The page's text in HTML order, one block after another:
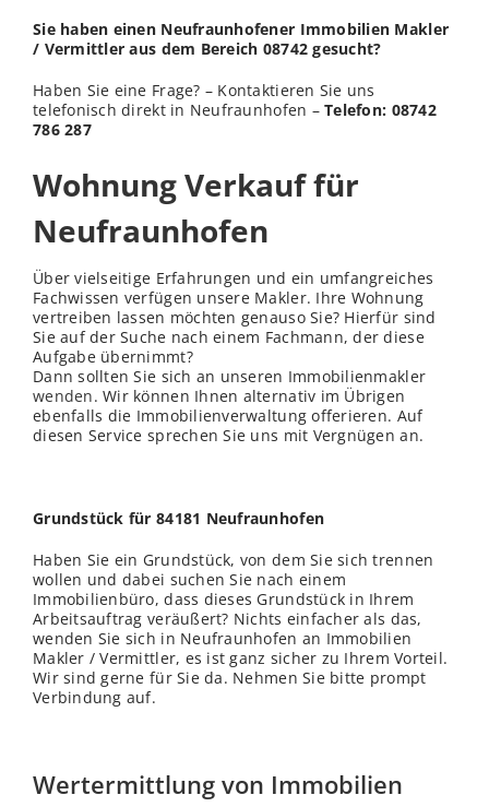
Sie haben einen Neufraunhofener Immobilien Makler
/ Vermittler aus dem Bereich 08742 gesucht?
Haben Sie eine Frage? – Kontaktieren Sie uns
telefonisch direkt in Neufraunhofen –Telefon: 08742
786 287
Wohnung Verkauf für
Neufraunhofen
Über vielseitige Erfahrungen und ein umfangreiches
Fachwissen verfügen unsere Makler. Ihre Wohnung
vertreiben lassen möchten genauso Sie? Hierfür sind
Sie auf der Suche nach einem Fachmann, der diese
Aufgabe übernimmt?
Dann sollten Sie sich an unseren Immobilienmakler
wenden. Wir können Ihnen alternativ im Übrigen
ebenfalls die Immobilienverwaltung offerieren. Auf
diesen Service sprechen Sie uns mit Vergnügen an.
Grundstück für 84181 Neufraunhofen
Haben Sie ein Grundstück, von dem Sie sich trennen
wollen und dabei suchen Sie nach einem
Immobilienbüro, dass dieses Grundstück in Ihrem
Arbeitsauftrag veräußert? Nichts einfacher als das,
wenden Sie sich in Neufraunhofen an Immobilien
Makler / Vermittler, es ist ganz sicher zu Ihrem Vorteil.
Wir sind gerne für Sie da. Nehmen Sie bitte prompt
Verbindung auf.
Wertermittlung von Immobilien